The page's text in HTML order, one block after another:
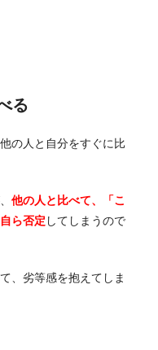
る
の人と自分をすぐに比
他の人と比べて、「こ
ら否定 してしまうので
、劣等感を抱えてしま